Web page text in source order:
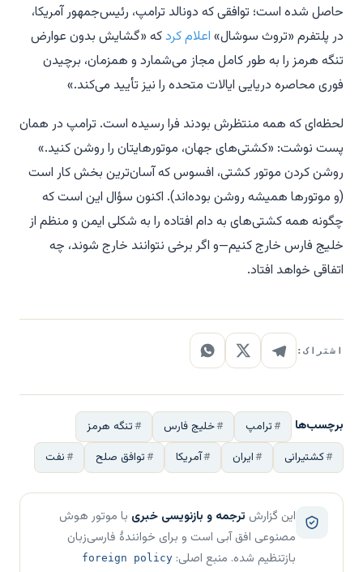
حاصل شده است؛ توافقی که دونالد ترامپ، رئیس‌جمهور آمریکا،
در پلتفرم «تروث سوشال» اعلام کردکه «گشایش بدون عوارض
تنگه هرمز را به طور کامل مجاز می‌شمارد و همزمان، برچیدن
فوری محاصره دریایی ایالات متحده را نیز تأیید می‌کند.»
لحظه‌ای که همه منتظرش بودند فرا رسیده است. ترامپ در همان
پست نوشت: «کشتی‌های جهان، موتورهایتان را روشن کنید.»
روشن کردن موتور کشتی، افسوس که آسان‌ترین بخش کار است
(و موتورها همیشه روشن بوده‌اند). اکنون سؤال این است که
چگونه همه کشتی‌های به دام افتاده را به شکلی ایمن و منظم از
خلیج فارس خارج کنیم—و اگر برخی نتوانند خارج شوند، چه
اتفاقی خواهد افتاد.
اشتراک:
برچسب‌ها ترامپ خلیج فارس
تنگه هرمز
کشتیرانی
ایران آمریکا توافق صلح نفت
این گزارش ترجمه و بازنویسی خبری با موتور هوش
مصنوعی افق آبی است و برای خوانندهٔ فارسی‌زبان
بازتنظیم شده. منبع اصلی: foreign policy